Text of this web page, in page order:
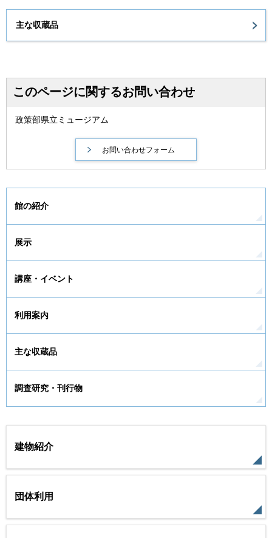
主な収蔵品
このページに関するお問い合わせ
政策部県立ミュージアム
館の紹介
展示
講座・イベント
利用案内
主な収蔵品
調査研究・刊行物
建物紹介
団体利用